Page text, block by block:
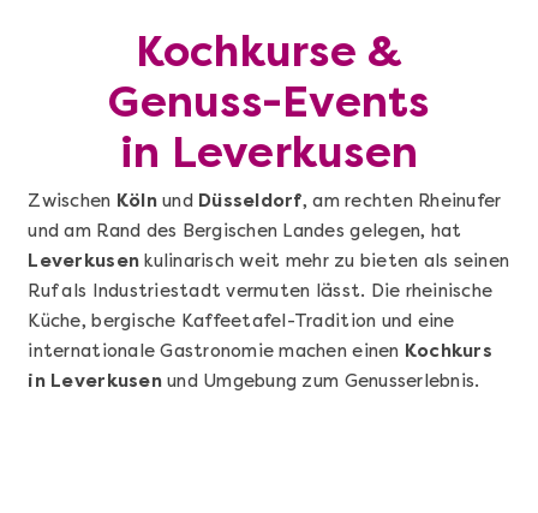
Kochkurse &
Genuss-Events
in Leverkusen
Zwischen Kölnund Düsseldorf, am rechten Rheinufer
und am Rand des Bergischen Landes gelegen, hat
Leverkusen kulinarisch weit mehr zu bieten als seinen
Ruf als Industriestadt vermuten lässt. Die rheinische
Küche, bergische Kaffeetafel-Tradition und eine
internationale Gastronomie machen einen Kochkurs
in Leverkusenund Umgebung zum Genusserlebnis.